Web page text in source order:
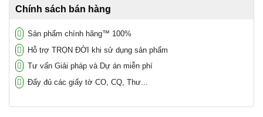
Chính sách bán hàng
Sản phẩm chính hãng™ 100%
Hỗ trợ TRỌN ĐỜI khi sử dụng sản phẩm
Tư vấn Giải pháp và Dự án miễn phí
Đẩy đủ các giấy tờ CO, CQ, Thư...